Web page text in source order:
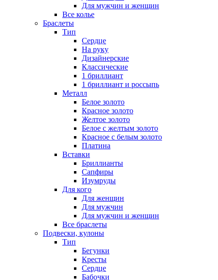
Для мужчин и женщин
Все колье
Браслеты
Тип
Сердце
На руку
Дизайнерские
Классические
1 бриллиант
1 бриллиант и россыпь
Металл
Белое золото
Красное золото
Желтое золото
Белое с желтым золото
Красное с белым золото
Платина
Вставки
Бриллианты
Сапфиры
Изумруды
Для кого
Для женщин
Для мужчин
Для мужчин и женщин
Все браслеты
Подвески, кулоны
Тип
Бегунки
Кресты
Сердце
Бабочки